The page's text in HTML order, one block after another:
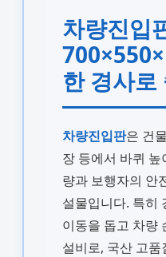
차량진입
한 경사로
차량진입판은 건
장 등에서 바퀴
량과 보행자의 안
설물입니다. 특히
이동을 돕고 차량
설비로, 국산 고품